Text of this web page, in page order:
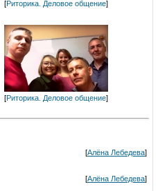
[Риторика. Деловое общение]
[Риторика. Деловое общение]
[Алёна Лебедева]
[Алёна Лебедева]